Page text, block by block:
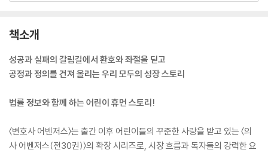
책소개
성공과 실패의 갈림길에서 환호와 좌절을 딛고
공정과 정의를 건져 올리는 우리 모두의 성장 스토리
법률 정보와 함께 하는 어린이 휴먼 스토리!
〈변호사 어벤저스〉는 출간 이후 어린이들의 꾸준한 사랑을 받고 있는 〈의
사 어벤저스(전30권)〉의 확장 시리즈로, 시장 흐름과 독자들의 강력한 요